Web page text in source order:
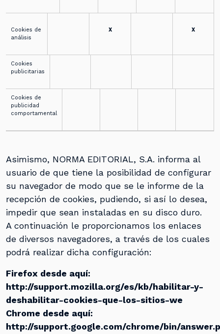
Cookies de
análisis
X X
Cookies
publicitarias
Cookies de
publicidad
comportamental
Asimismo, NORMA EDITORIAL, S.A. informa al
usuario de que tiene la posibilidad de configurar
su navegador de modo que se le informe de la
recepción de cookies, pudiendo, si así lo desea,
impedir que sean instaladas en su disco duro.
A continuación le proporcionamos los enlaces
de diversos navegadores, a través de los cuales
podrá realizar dicha configuración:
Firefox desde aquí:
http://support.mozilla.org/es/kb/habilitar-y-
deshabilitar-cookies-que-los-sitios-we
Chrome desde aquí:
http://support.google.com/chrome/bin/